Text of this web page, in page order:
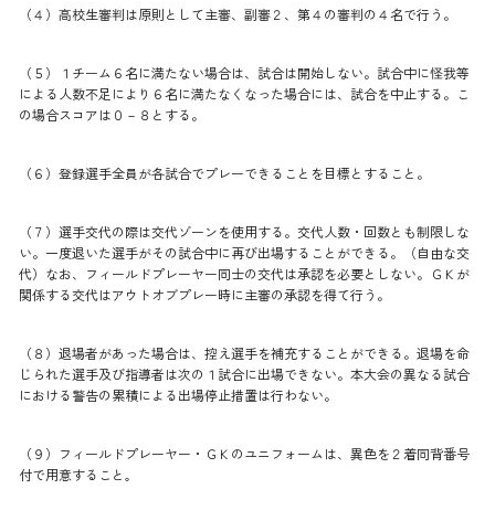
（４）高校生審判は原則として主審、副審２、第４の審判の４名で行う。
（５）１チーム６名に満たない場合は、試合は開始しない。試合中に怪我等
による人数不足により６名に満たなくなった場合には、試合を中止する。こ
の場合スコアは０－８とする。
（６）登録選手全員が各試合でプレーできることを目標とすること。
（７）選手交代の際は交代ゾーンを使用する。交代人数・回数とも制限しな
い。一度退いた選手がその試合中に再び出場することができる。（自由な交
代）なお、フィールドプレーヤー同士の交代は承認を必要としない。ＧＫが
関係する交代はアウトオブプレー時に主審の承認を得て行う。
（８）退場者があった場合は、控え選手を補充することができる。退場を命
じられた選手及び指導者は次の１試合に出場できない。本大会の異なる試合
における警告の累積による出場停止措置は行わない。
（９）フィールドプレーヤー・ＧＫのユニフォームは、異色を２着同背番号
付で用意すること｡